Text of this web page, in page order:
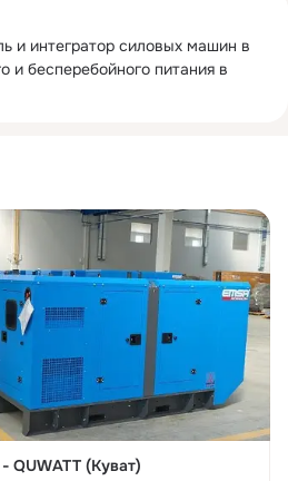
QUWATT (Куват)
и интегратор силовых машин в
и бесперебойного питания в